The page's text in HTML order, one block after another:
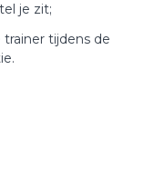
je zit;
tijdens de